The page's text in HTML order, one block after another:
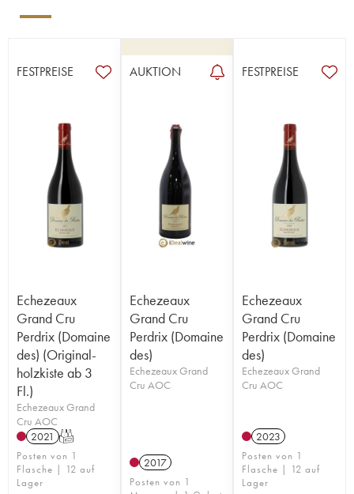
FESTPREISE
Echezeaux
Grand Cru
Perdrix (Domaine
des) (Original-
holzkiste ab 3
Fl.)
Echezeaux Grand
Cru AOC
2021 T
Posten von 1
Flasche | 12 auf
Lager
AUKTION
Echezeaux
Grand Cru
Perdrix (Domaine
des)
Echezeaux Grand
Cru AOC
2017
Posten von 1
FESTPREISE
Echezeaux
Grand Cru
Perdrix (Domaine
des)
Echezeaux Grand
Cru AOC
2023
Posten von 1
Flasche | 12 auf
Lager